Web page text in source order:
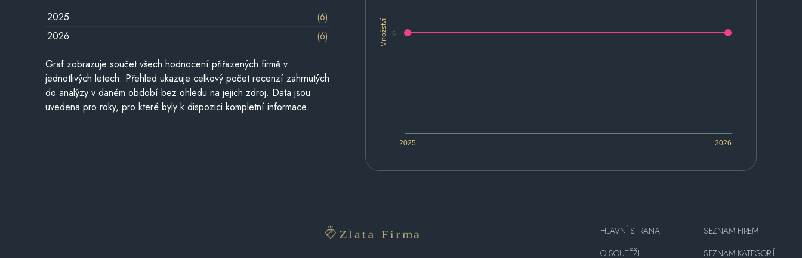
Množství
2025 2026
6
2025
(6)
2026
(6)
Graf zobrazuje součet všech hodnocení přiřazených firmě v
jednotlivých letech. Přehled ukazuje celkový počet recenzí zahrnutých
do analýzy v daném období bez ohledu na jejich zdroj. Data jsou
uvedena pro roky, pro které byly k dispozici kompletní informace.
HLAVNÍ STRANA
O SOUTĚŽI
SEZNAM FIREM
SEZNAM KATEGORIÍ